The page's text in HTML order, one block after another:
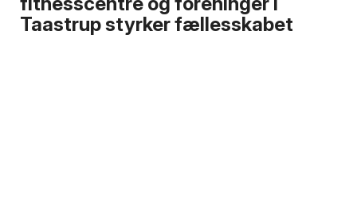
Taastrup styrker fællesskabet